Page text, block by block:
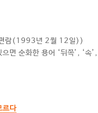
람(1993년 2월 12일))
면 순화한 용어 ‘뒤쪽’, ‘속
다